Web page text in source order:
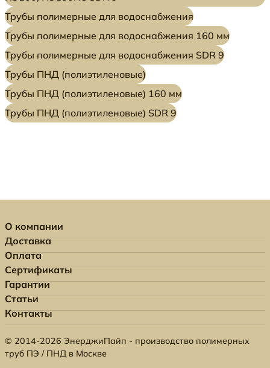
Трубы полимерные для водоснабжения
Трубы полимерные для водоснабжения 160 мм
Трубы полимерные для водоснабжения SDR 9
Трубы ПНД (полиэтиленовые)
Трубы ПНД (полиэтиленовые) 160 мм
Трубы ПНД (полиэтиленовые) SDR 9
О компании
Доставка
Оплата
Сертификаты
Гарантии
Статьи
Контакты
© 2014-2026 ЭнерджиПайп - производство полимерных
труб ПЭ / ПНД в Москве